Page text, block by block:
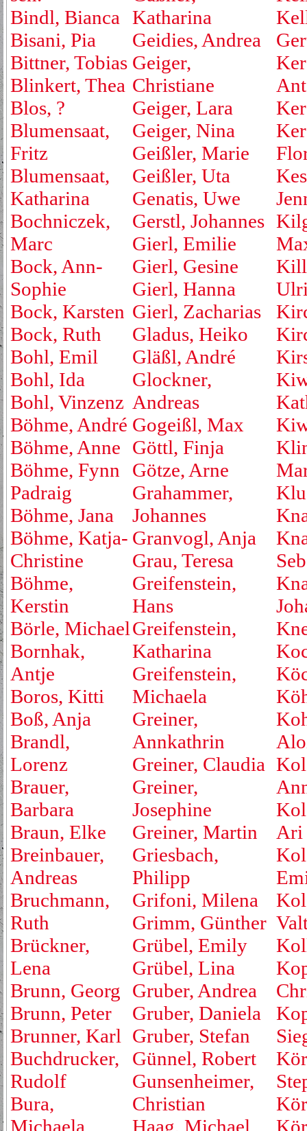
Bindl, Bianca
Bisani, Pia
Bittner, Tobias
Blinkert, Thea
Blos, ?
Blumensaat,
Fritz
Blumensaat,
Katharina
Bochniczek,
Marc
Bock, Ann-
Sophie
Bock, Karsten
Bock, Ruth
Bohl, Emil
Bohl, Ida
Bohl, Vinzenz
Böhme, André
Böhme, Anne
Böhme, Fynn
Padraig
Böhme, Jana
Böhme, Katja-
Christine
Böhme,
Kerstin
Börle, Michael
Bornhak,
Antje
Boros, Kitti
Boß, Anja
Brandl,
Lorenz
Brauer,
Barbara
Braun, Elke
Breinbauer,
Andreas
Bruchmann,
Ruth
Brückner,
Lena
Brunn, Georg
Brunn, Peter
Brunner, Karl
Buchdrucker,
Rudolf
Bura,
Michaela
Katharina
Geidies, Andrea
Geiger,
Christiane
Geiger, Lara
Geiger, Nina
Geißler, Marie
Geißler, Uta
Genatis, Uwe
Gerstl, Johannes
Gierl, Emilie
Gierl, Gesine
Gierl, Hanna
Gierl, Zacharias
Gladus, Heiko
Gläßl, André
Glockner,
Andreas
Gogeißl, Max
Göttl, Finja
Götze, Arne
Grahammer,
Johannes
Granvogl, Anja
Grau, Teresa
Greifenstein,
Hans
Greifenstein,
Katharina
Greifenstein,
Michaela
Greiner,
Annkathrin
Greiner, Claudia
Greiner,
Josephine
Greiner, Martin
Griesbach,
Philipp
Grifoni, Milena
Grimm, Günther
Grübel, Emily
Grübel, Lina
Gruber, Andrea
Gruber, Daniela
Gruber, Stefan
Günnel, Robert
Gunsenheimer,
Christian
Haag, Michael
Ari